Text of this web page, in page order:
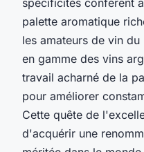
palette aromatique
les amateurs de vin
en gamme des vins
travail acharné de la
pour améliorer
Cette quête de
d'acquérir une